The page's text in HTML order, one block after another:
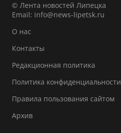
© Лента новостей Липецка
Email: info@news-lipetsk.ru
О нас
Контакты
Редакционная политика
Политика конфиденциальности
Правила пользования сайтом
Архив